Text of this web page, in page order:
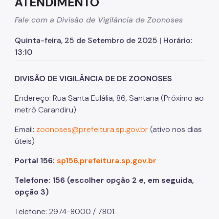
Praça de Atendimento DVZ
Agente de Combate às Endemias
Vacinação Contra Raiva
Doenças
Esporotricose Animal
Leishmaniose Visceral Canina
Animais Sinantrópicos
Abelhas
Aranhas
Baratas
Barbeiro
Fale com a Divisão de Vigilância de Zoonoses
Quinta-feira, 25 de Setembro de 2025 | Horário:
13:10
DIVISÃO DE VIGILÂNCIA DE DE ZOONOSES
Endereço: Rua Santa Eulália, 86, Santana (Próximo ao
metrô Carandiru)
Email: zoonoses@prefeitura.sp.gov.br(ativo nos dias
úteis)
Portal 156: sp156.prefeitura.sp.gov.br
Telefone: 156 (escolher opção 2 e, em seguida,
opção 3)
Telefone: 2974-8000 / 7801